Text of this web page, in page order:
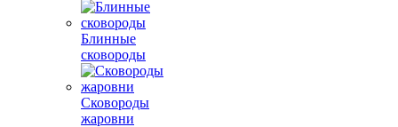
Блинные
сковороды
Сковороды
жаровни